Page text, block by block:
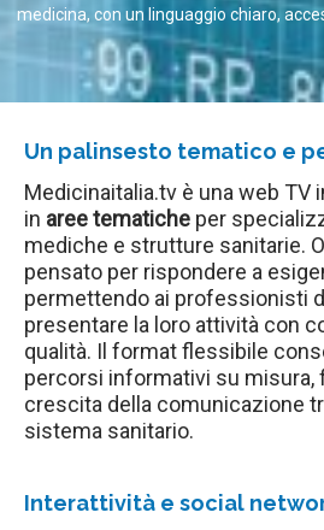
medicina, con un linguaggio chiaro,
Un palinsesto tematico e
Medicinaitalia.tv è una web TV
in aree tematiche per
mediche e strutture sanitarie.
pensato per rispondere a
permettendo ai professionisti
presentare la loro attività con
qualità. Il format flessibile
percorsi informativi su misura,
crescita della comunicazione
sistema sanitario.
Interattività e social